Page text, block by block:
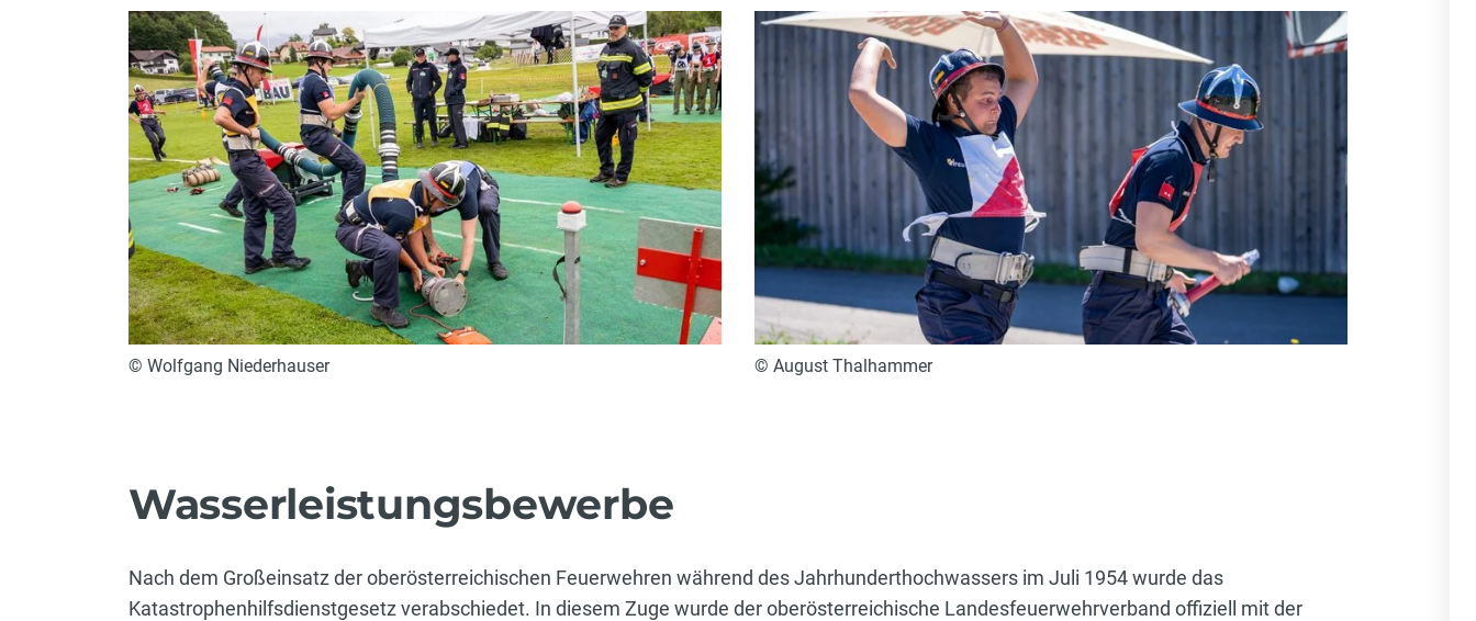
© Wolfgang Niederhauser © August Thalhammer
Wasserleistungsbewerbe
Nach dem Großeinsatz der oberösterreichischen Feuerwehren während des Jahrhunderthochwassers im Juli 1954 wurde das
Katastrophenhilfsdienstgesetz verabschiedet. In diesem Zuge wurde der oberösterreichische Landesfeuerwehrverband offiziell mit der